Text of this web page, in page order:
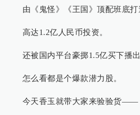
由《鬼怪》《王国》顶配班底打
高达1.2亿人民币投资。
还被国内平台豪掷1.5亿买下播出
怎么看都是个爆款潜力股。
今天香玉就带大家来验验货——